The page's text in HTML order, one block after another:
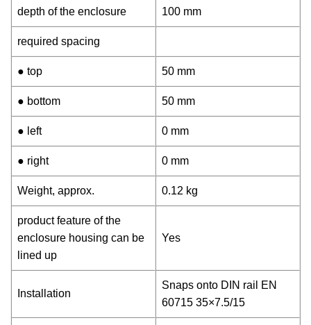
depth of the enclosure 100 mm
required spacing
● top 50 mm
● bottom 50 mm
● left 0 mm
● right 0 mm
Weight, approx. 0.12 kg
product feature of the
enclosure housing can be
lined up
Yes
Installation
Snaps onto DIN rail EN
60715 35×7.5/15